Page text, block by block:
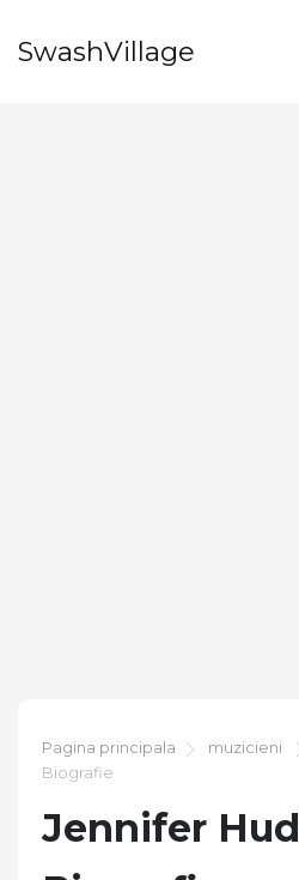
SwashVillage
Pagina principala muzicieni
Biografie
Jennifer